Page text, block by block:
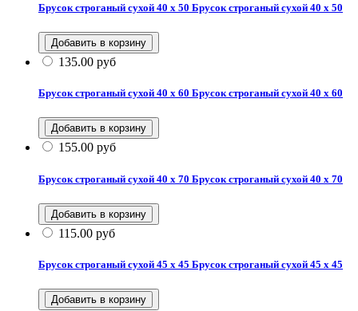
Брусок строганый сухой 40 х 50 Брусок строганый сухой 40 х 50
135.00 руб
Брусок строганый сухой 40 х 60 Брусок строганый сухой 40 х 60
155.00 руб
Брусок строганый сухой 40 х 70 Брусок строганый сухой 40 х 70
115.00 руб
Брусок строганый сухой 45 х 45 Брусок строганый сухой 45 х 45